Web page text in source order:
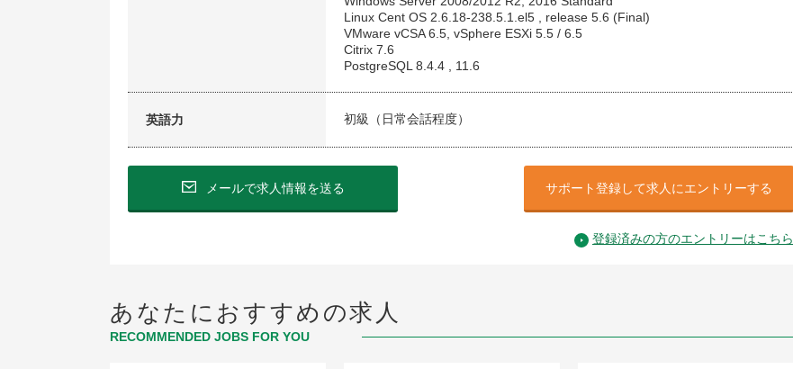
Linux Cent OS 2.6.18-238.5.1.el5 , release 5.6 (Final)
VMware vCSA 6.5, vSphere ESXi 5.5 / 6.5
Citrix 7.6
PostgreSQL 8.4.4 , 11.6
英語力 初級（日常会話程度）
メールで求人情報を送る サポート登録して求人にエントリーする
登録済みの方のエントリーはこちら
あなたにおすすめの求人
RECOMMENDED JOBS FOR YOU